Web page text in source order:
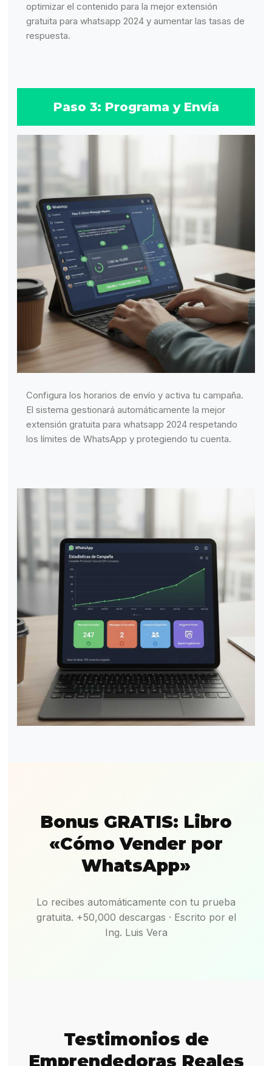
optimizar el contenido para la mejor extensión
gratuita para whatsapp 2024 y aumentar las tasas de
respuesta.
Paso 3: Programa y Envía
Configura los horarios de envío y activa tu campaña.
El sistema gestionará automáticamente la mejor
extensión gratuita para whatsapp 2024 respetando
los límites de WhatsApp y protegiendo tu cuenta.
Bonus GRATIS: Libro
«Cómo Vender por
WhatsApp»
Lo recibes automáticamente con tu prueba
gratuita. +50,000 descargas · Escrito por el
Ing. Luis Vera
Testimonios de
Emprendedoras Reales